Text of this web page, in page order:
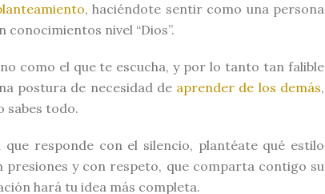
, haciéndote sentir como una persona
nivel “Dios”.
como el que te escucha, y por lo tanto tan falible
postura de necesidad de aprender de los demás,
sabes todo.
responde con el silencio, plantéate qué estilo
presiones y con respeto, que comparta contigo su
hará tu idea más completa.